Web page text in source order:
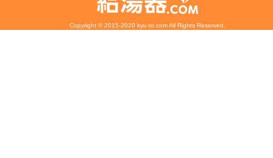
Copyright © 2015-2020 kyu-to.com All Rights Reserved.